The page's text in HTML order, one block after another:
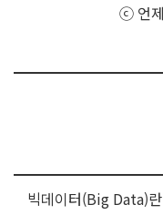
ⓒ 언
빅데이터(Big Data)